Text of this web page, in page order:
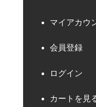
マイアカウ
会員登録
ログイン
カートを見